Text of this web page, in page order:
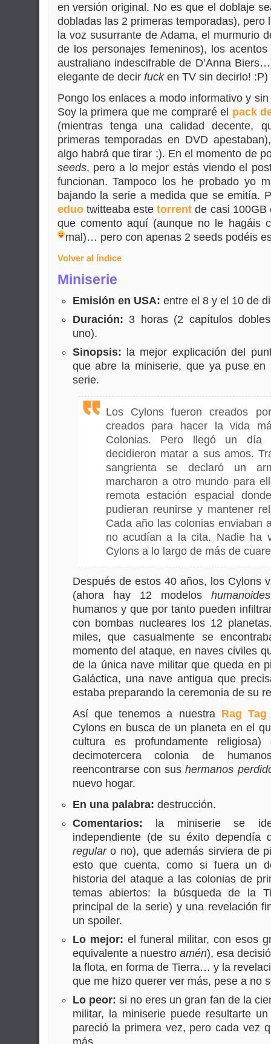
en versión original. No es que el doblaje
dobladas las 2 primeras temporadas), pero
la voz susurrante de Adama, el murmurio
de los personajes femeninos), los
australiano indescifrable de D’Anna
elegante de decir fucken TV sin decirlo! :P)
Pongo los enlaces a modo informativo y
Soy la primera que me compraré el pack
(mientras tenga una calidad decente,
primeras temporadas en DVD
algo habrá que tirar ;). En el momento de
seeds, pero a lo mejor estás viendo el
funcionan. Tampoco los he probado yo
bajando la serie a medida que se emitía.
eduotwitteaba estetorrent de casi 100GB
que comento aquí (aunque no le hagáis
mal)… pero con apenas 2 seeds podéis
Volver al índice
Miniserie
Emisión en USA: entre el 8 y el 10 de
Duración: 3 horas (2 capítulos
uno).
Sinopsis: la mejor explicación del
que abre la miniserie, que ya puse en
serie.
Los Cylons fueron creados
creados para hacer la vida
Colonias. Pero llegó un
decidieron matar a sus amos.
sangrienta se declaró un
marcharon a otro mundo para
remota estación espacial
pudieran reunirse y mantener
Cada año las colonias enviaban
no acudían a la cita. Nadie ha
Cylons a lo largo de más de
Después de estos 40 años, los Cylons
(ahora hay 12 modelos humanoides
humanos y que por tanto pueden
con bombas nucleares los 12
miles, que casualmente se
momento del ataque, en naves civiles
de la única nave militar que queda en
Galáctica, una nave antigua que
estaba preparando la ceremonia de su
Así que tenemos a nuestra Rag Tag
Cylons en busca de un planeta en el
cultura es profundamente
decimotercera colonia de
reencontrarse con sushermanos
nuevo hogar.
En una palabra: destrucción.
Comentarios: la miniserie se
independiente (de su éxito dependía
regularo no), que además sirviera de
esto que cuenta, como si fuera un
historia del ataque a las colonias de
temas abiertos: la búsqueda de la
principal de la serie) y una revelación
un spoiler.
Lo mejor: el funeral militar, con esos
equivalente a nuestro amén), esa
la flota, en forma de Tierra… y la
que me hizo querer ver más, pese a no
Lo peor: si no eres un gran fan de la
militar, la miniserie puede resultarte
pareció la primera vez, pero cada vez
más.